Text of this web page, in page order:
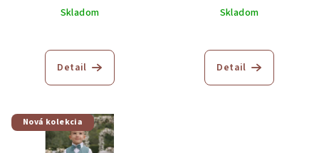
Skladom
Detail
Skladom
Detail
Nová kolekcia